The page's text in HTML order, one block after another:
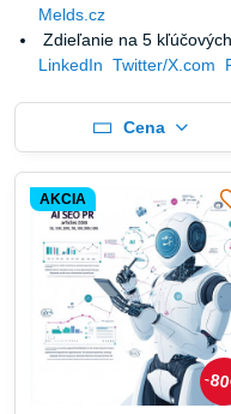
Melds.cz
Zdieľanie na 5
LinkedIn Twitter/X.com
Cena
AKCIA